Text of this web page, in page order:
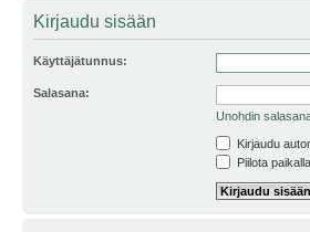
Kirjaudu sisään
Käyttäjätunnus:
Salasana:
Unohdin
Kirjaudu
Piilota